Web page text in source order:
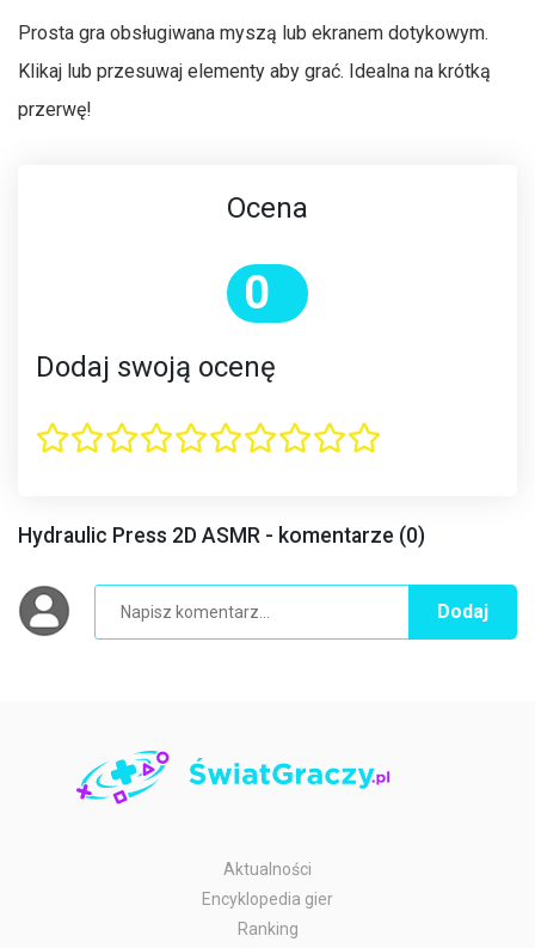
Prosta gra obsługiwana myszą lub ekranem dotykowym.
Klikaj lub przesuwaj elementy aby grać. Idealna na krótką
przerwę!
Ocena
0
Dodaj swoją ocenę
Hydraulic Press 2D ASMR - komentarze (0)
Dodaj
Aktualności
Encyklopedia gier
Ranking